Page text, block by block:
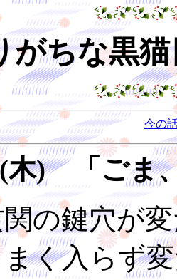
がちな黒
今の
) 「ごま
の鍵穴が変
く入らず